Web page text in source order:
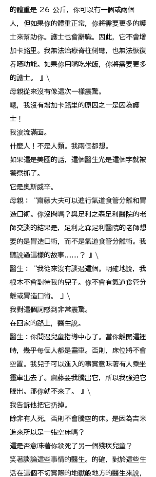
的體重是 26 公斤，你可以有一個或兩個
人，但如果你的體重正常，你將需要更多的護
士來幫助你。護士也會辭職。因此，它不會增
加卡路里。我無法治療脊柱側彎，也無法恢復
吞嚥功能。如果你用嘴吃米飯，你將需要更多
的護士。 』\
母親從來沒有像這次一樣震驚。
嗯，我沒有增加卡路里的原因之一是因為護
士！
我淚流滿面。
什麼人！不是人類。我兩個都想。
如果這是美國的話，這個醫生光是這個字就被
警察抓了。
它是奧斯威辛。
母親：“齋藤大夫可以進行氣道食管分離和胃
造口術。你沒問嗎？與足利之森足利醫院的老
師交談的結果是，足利之森足利醫院的老師想
要的是胃造口術，而不是氣道食管分離術。我
聽說過這樣的故事......？ 』\
醫生：“我從來沒有談過這個。明確地說，我
根本不會對待我的兒子。你不會有氣道食管分
離或胃造口術。 』\
我對這個詞感到非常震驚。
在回家的路上，醫生說。
醫生：你問過兒童指導中心了。當你離開這裡
時，幾乎每個人都是靈車。否則，床位將不會
空置。我兒子可以進入的事實意味著有人乘坐
靈車出去了。齋藤要我騰出它，所以我強迫它
騰出。那你就不來了。 』\
我告訴他把它扔掉。
除非有人死，否則不會騰空的床。是因為吉米
進來所以是一張空床嗎？
這是否意味著你殺死了另一個殘疾兒童？
笑著談論這些事情的醫生。的確，對於這些生
活在這個不切實際的地獄般地方的醫生來說，